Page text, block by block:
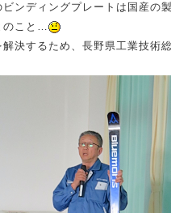
ビンディングプレートは国産の
のこと…
決するため、長野県工業技術